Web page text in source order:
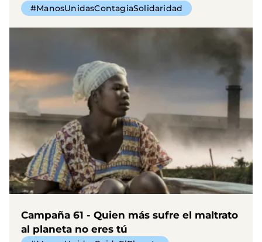
#ManosUnidasContagiaSolidaridad
Campaña 61 - Quien más sufre el maltrato
al planeta no eres tú